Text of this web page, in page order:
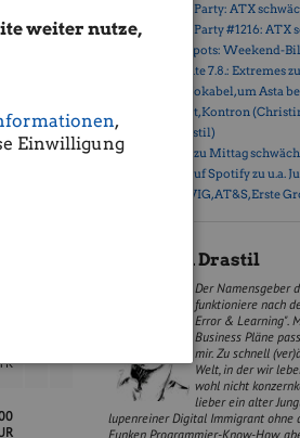
weiter nutze,
,
Einwilligung
2021 mit
» Wiener Börse Party: ATX
» Wiener Börse Party #1216: ATX
» Österreich-Depots: Weekend-
» Börsegeschichte 7.8.: Extremes
» Nachlese: 10 Vokabel, um Asta
» PIR-News: Post, Kontron
» (Christian Drastil)
» Wiener Börse zu Mittag
» Börse-Inputs auf Spotify zu u.a.
» ATX-Trends: VIG, AT&S, Erste
Christian Drastil
Der Namensgeber
funktioniere nach
Error & Learning".
Business Pläne
mir. Zu schnell
Welt, in der wir
wohl nicht
lieber ein alter
lupenreiner Digital Immigrant ohne
Funken Programmier-Know-How,